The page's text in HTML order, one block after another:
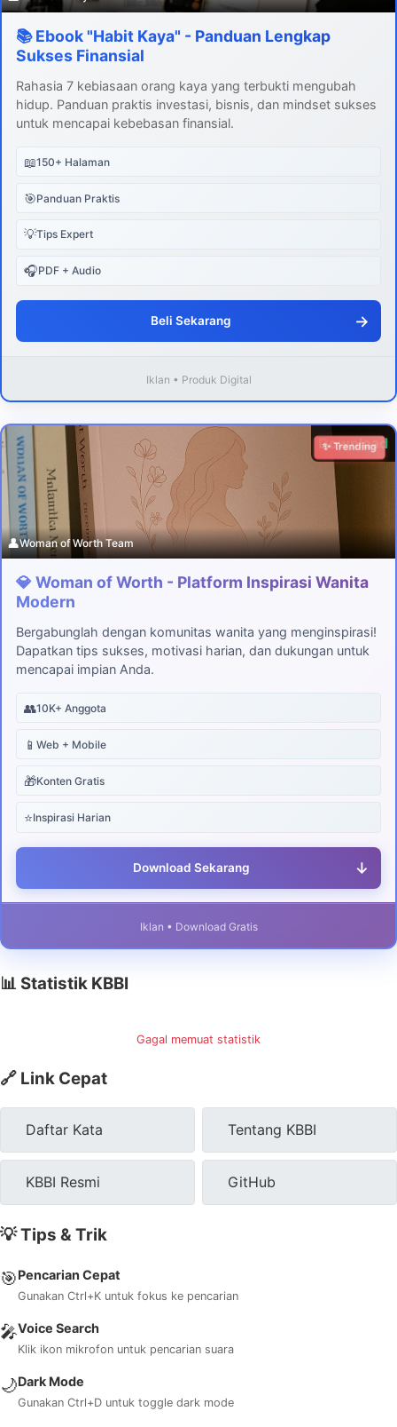
📚 Ebook "Habit Kaya" - Panduan Lengkap
Sukses Finansial
Rahasia 7 kebiasaan orang kaya yang terbukti mengubah
hidup. Panduan praktis investasi, bisnis, dan mindset sukses
untuk mencapai kebebasan finansial.
📖150+ Halaman
🎯Panduan Praktis
💡Tips Expert
🎧PDF + Audio
Beli Sekarang →
Iklan • Produk Digital
Download
✨ Trending
👤Woman of Worth Team
💎 Woman of Worth - Platform Inspirasi Wanita
Modern
Bergabunglah dengan komunitas wanita yang menginspirasi!
Dapatkan tips sukses, motivasi harian, dan dukungan untuk
mencapai impian Anda.
👥10K+ Anggota
📱 Web + Mobile
🎁Konten Gratis
⭐Inspirasi Harian
Download Sekarang ↓
Iklan • Download Gratis
📊 Statistik KBBI
Gagal memuat statistik
🔗 Link Cepat
Daftar Kata Tentang KBBI
KBBI Resmi GitHub
💡 Tips & Trik
🎯Pencarian Cepat
Gunakan Ctrl+K untuk fokus ke pencarian
🎤Voice Search
Klik ikon mikrofon untuk pencarian suara
🌙Dark Mode
Gunakan Ctrl+D untuk toggle dark mode